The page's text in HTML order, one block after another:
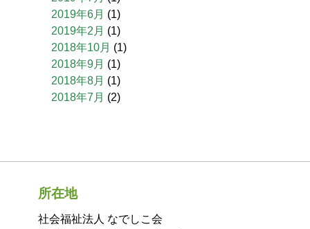
2019年6月 (1)
2019年2月 (1)
2018年10月 (1)
2018年9月 (1)
2018年8月 (1)
2018年7月 (2)
所在地
社会福祉法人 なでしこ会